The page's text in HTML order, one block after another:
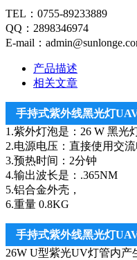
TEL：0755-89233889
QQ：2898346974
E-mail：
产品描述
相关文章
手持式紫外线黑光灯
1.紫外灯泡是：26 W 黑光
2.电源电压：直接使用交
3.预热时间：2分钟
4.输出波长是：.365NM
5.铝合金外壳，
6.重量 0.8KG
手持式紫外线黑光灯
26W U型紫光UV灯管内产